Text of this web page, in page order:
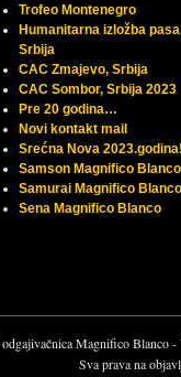
Trofeo Montenegro
Humanitarna izložba
Srbija
CAC Zmajevo, Srbija
CAC Sombor, Srbija 2023
Pre 20 godina…
Novi kontakt mail
Srećna Nova 2023.godina!
Samson Magnifico Blanco
Samurai Magnifico Blanco
Sena Magnifico Blanco
Magnifico Blanco
Sva prava na